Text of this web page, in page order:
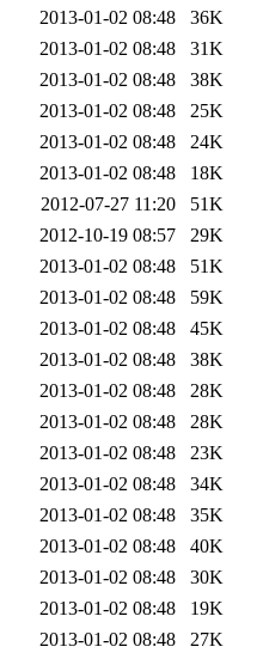
2013-01-02 08:48
36K
2013-01-02 08:48
31K
2013-01-02 08:48
38K
2013-01-02 08:48
25K
2013-01-02 08:48
24K
2013-01-02 08:48
18K
2012-07-27 11:20
51K
2012-10-19 08:57
29K
2013-01-02 08:48
51K
2013-01-02 08:48
59K
2013-01-02 08:48
45K
2013-01-02 08:48
38K
2013-01-02 08:48
28K
2013-01-02 08:48
28K
2013-01-02 08:48
23K
2013-01-02 08:48
34K
2013-01-02 08:48
35K
2013-01-02 08:48
40K
2013-01-02 08:48
30K
2013-01-02 08:48
19K
2013-01-02 08:48
27K